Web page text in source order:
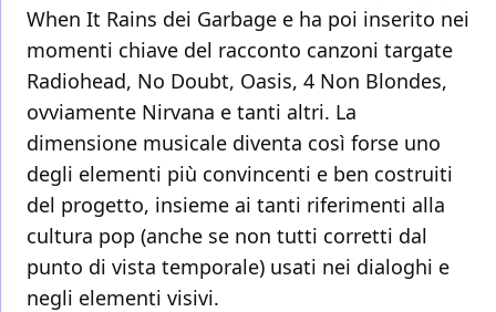
When It Rains dei Garbage e ha poi inserito nei
momenti chiave del racconto canzoni targate
Radiohead, No Doubt, Oasis, 4 Non Blondes,
ovviamente Nirvana e tanti altri. La
dimensione musicale diventa così forse uno
degli elementi più convincenti e ben costruiti
del progetto, insieme ai tanti riferimenti alla
cultura pop (anche se non tutti corretti dal
punto di vista temporale) usati nei dialoghi e
negli elementi visivi.